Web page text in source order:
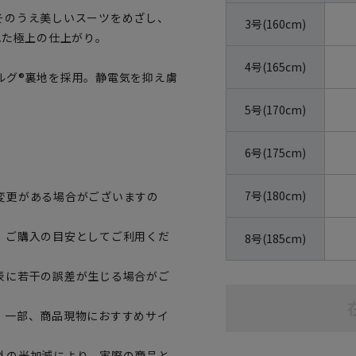
うえ美しいスーツをめざし、
極上の仕上がり。
®裏地を採用。静電気を抑え虜
がある場合がございますの
購入の目安としてご利用くだ
若干の誤差が生じる場合がご
部、商品現物におすすめサイ
3号(160cm)
4号(165cm)
5号(170cm)
6号(175cm)
7号(180cm)
8号(185cm)